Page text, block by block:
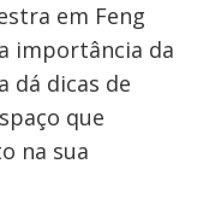
em Feng
importância da
dá dicas de
que
na sua